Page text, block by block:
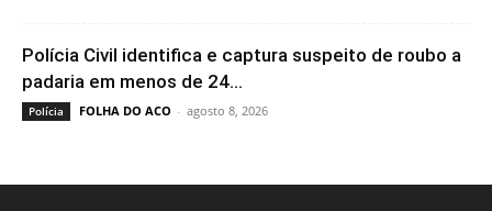
Polícia Civil identifica e captura suspeito de roubo a
padaria em menos de 24...
Polícia FOLHA DO ACO - agosto 8, 2026